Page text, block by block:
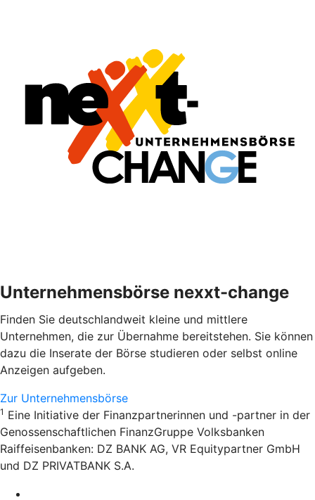
Unternehmensbörse nexxt-change
Finden Sie deutschlandweit kleine und mittlere
Unternehmen, die zur Übernahme bereitstehen. Sie können
dazu die Inserate der Börse studieren oder selbst online
Anzeigen aufgeben.
Zur Unternehmensbörse
1 Eine Initiative der Finanzpartnerinnen und -partner in der
Genossenschaftlichen FinanzGruppe Volksbanken
Raiffeisenbanken: DZ BANK AG, VR Equitypartner GmbH
und DZ PRIVATBANK S.A.